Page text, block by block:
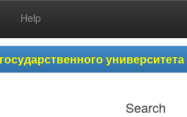
Help
Search